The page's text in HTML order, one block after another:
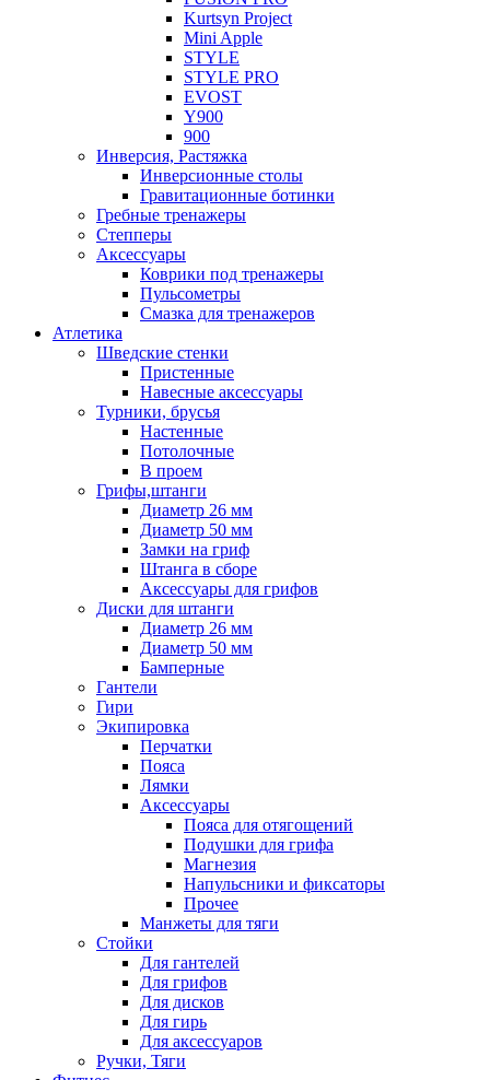
Kurtsyn Project
Mini Apple
STYLE
STYLE PRO
EVOST
Y900
900
Инверсия, Растяжка
Инверсионные столы
Гравитационные ботинки
Гребные тренажеры
Степперы
Аксессуары
Коврики под тренажеры
Пульсометры
Смазка для тренажеров
Атлетика
Шведские стенки
Пристенные
Навесные аксессуары
Турники, брусья
Настенные
Потолочные
В проем
Грифы,штанги
Диаметр 26 мм
Диаметр 50 мм
Замки на гриф
Штанга в сборе
Аксессуары для грифов
Диски для штанги
Диаметр 26 мм
Диаметр 50 мм
Бамперные
Гантели
Гири
Экипировка
Перчатки
Пояса
Лямки
Аксессуары
Пояса для отягощений
Подушки для грифа
Магнезия
Напульсники и фиксаторы
Прочее
Манжеты для тяги
Стойки
Для гантелей
Для грифов
Для дисков
Для гирь
Для аксессуаров
Ручки, Тяги